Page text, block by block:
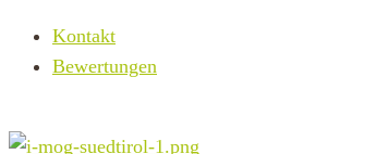
Kontakt
Bewertungen